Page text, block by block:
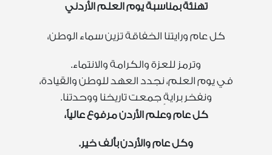
تهنئة بمناسبة يوم العلم الأردني
كل عام ورايتنا الخفاقة تزين سماء الوطن،
وترمز للعزة والكرامة والانتماء.
في يوم العلم، نجدد العهد للوطن والقيادة،
ونفخر برايةٍ جمعت تاريخنا ووحدتنا.
كل عام وعلم الأردن مرفوع عالياً،
وكل عام والأردن بألف خير.